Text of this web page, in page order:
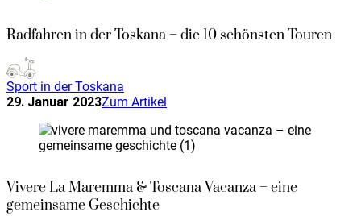
Radfahren in der Toskana – die 10 schönsten Touren
Sport in der Toskana
29. Januar 2023Zum Artikel
Vivere La Maremma & Toscana Vacanza – eine
gemeinsame Geschichte